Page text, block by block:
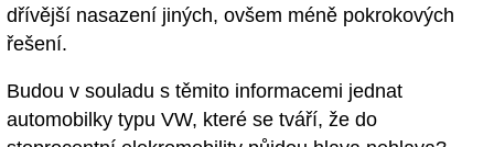
dřívější nasazení jiných, ovšem méně pokrokových
řešení.
Budou v souladu s těmito informacemi jednat
automobilky typu VW, které se tváří, že do